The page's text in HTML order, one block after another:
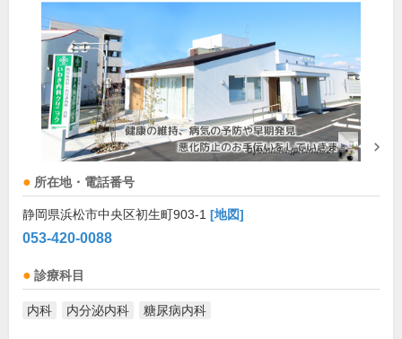
所在地・電話番号
静岡県浜松市中央区初生町903-1 [地図]
053-420-0088
診療科目
内科 内分泌内科 糖尿病内科